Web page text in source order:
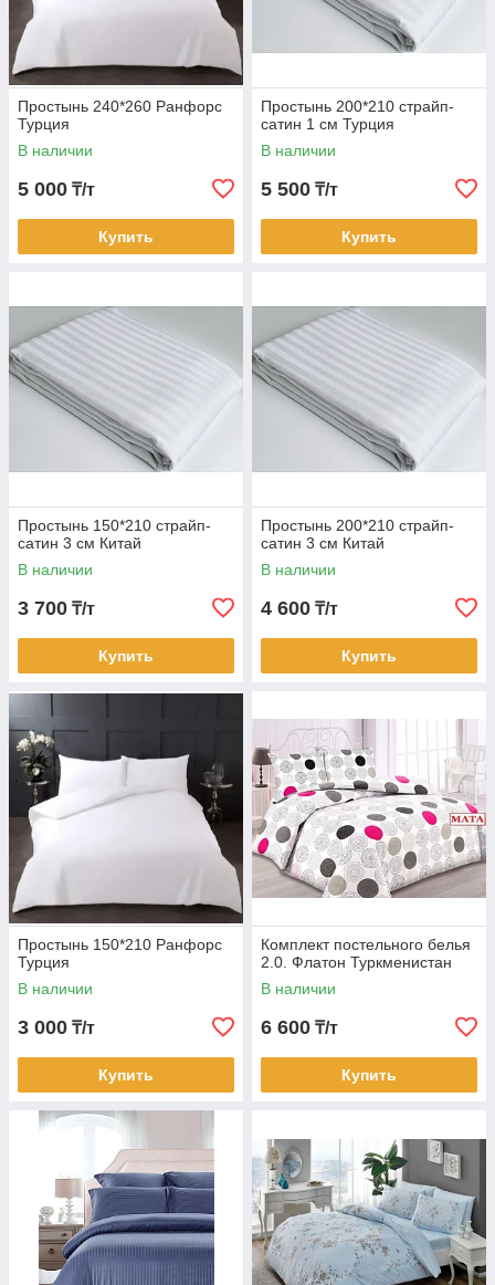
Простынь 240*260 Ранфорс
Турция
В наличии
5 000 ₸/т
Купить
Простынь 200*210 страйп-
сатин 1 см Турция
В наличии
5 500 ₸/т
Купить
Простынь 150*210 страйп-
сатин 3 см Китай
В наличии
3 700 ₸/т
Купить
Простынь 200*210 страйп-
сатин 3 см Китай
В наличии
4 600 ₸/т
Купить
Простынь 150*210 Ранфорс
Турция
В наличии
3 000 ₸/т
Купить
Комплект постельного белья
2.0. Флатон Туркменистан
В наличии
6 600 ₸/т
Купить